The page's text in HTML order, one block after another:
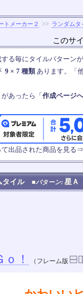
トメーカー２ >> ランダムタ
このサ
る毎にタイルパターン
9 × 7 種類 あります。「
あったら「 作成ページ
て出品された商品を見る
タイル ■パターン: 星
！ （フレーム版